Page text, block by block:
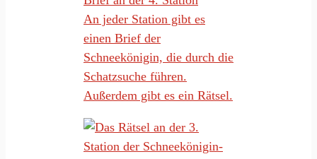
An jeder Station gibt es
einen Brief der
Schneekönigin, die durch die
Schatzsuche führen.
Außerdem gibt es ein Rätsel.